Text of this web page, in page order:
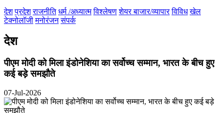
देश प्रदेश राजनीति धर्म /अध्यात्म विश्लेषण शेयर बाजार/व्यापार विविध खेल
टेक्नोलॉजी मनोरंजन संपर्क
देश
पीएम मोदी को मिला इंडोनेशिया का सर्वोच्च सम्मान, भारत के बीच हुए
कई बड़े समझौते
07-Jul-2026